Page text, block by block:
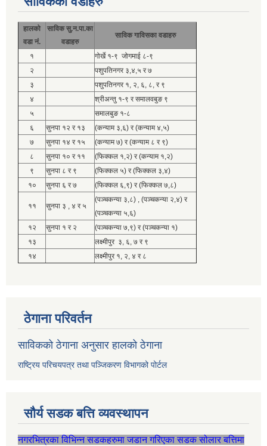
हालको
वडा नं.
साविक सु.न.पा.का
वडाहरु
साविक गाविसका वडाहरु
१
गोर्खे १-९ जोगमाई ८-९
२
पशुपतिनगर ३,४,५ र ७
३
पशुपतिनगर १, २, ६, ८, र ९
४
श्रीअन्तु १-९ र समालवबुङ ९
५
समालबुङ १-८
६
सुनपा १२ र १३
(कन्याम ३,६) र (कन्याम ४,५)
७
सुनपा १४ र १५
(कन्याम ७) र (कन्याम ८ र ९)
८
सुनपा १० र ११
(फिक्कल १,२) र (कन्याम १,२)
९
सुनपा ८ र ९
(फिक्कल ५) र (फिक्कल ३,४)
१०
सुनपा ६ र ७ (फिक्कल ६,९) र (फिक्कल ७,८)
११ सुनपा ३ , ४ र ५
(पञ्चकन्या ३,८) , (पञ्चकन्या २,४) र
(पञ्चकन्या ५,६)
१२
सुनपा १ र २
(पञ्चकन्या ७,९) र (पञ्चकन्या १)
१३
लक्ष्मीपुर ३, ६, ७ र ९
१४
लक्ष्मीपुर १, २, ४ र ८
ठेगाना परिवर्तन
साविकको ठेगाना अनुसार हालको ठेगाना
राष्ट्रिय परिचयपत्र तथा पञ्जिकरण विभागको पोर्टल
सौर्य सडक बत्ति व्यवस्थापन
नगरभित्रका विभिन्न सडकहरुमा जडान गरिएका सडक सोलार बत्तिमा